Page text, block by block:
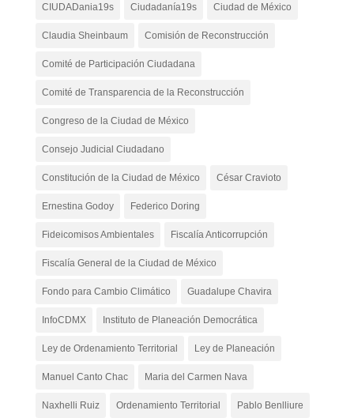
CIUDADania19s Ciudadanía19s Ciudad de México
Claudia Sheinbaum Comisión de Reconstrucción
Comité de Participación Ciudadana
Comité de Transparencia de la Reconstrucción
Congreso de la Ciudad de México
Consejo Judicial Ciudadano
Constitución de la Ciudad de México César Cravioto
Ernestina Godoy Federico Doring
Fideicomisos Ambientales Fiscalía Anticorrupción
Fiscalía General de la Ciudad de México
Fondo para Cambio Climático Guadalupe Chavira
InfoCDMX Instituto de Planeación Democrática
Ley de Ordenamiento Territorial Ley de Planeación
Manuel Canto Chac Maria del Carmen Nava
Naxhelli Ruiz Ordenamiento Territorial Pablo Benlliure